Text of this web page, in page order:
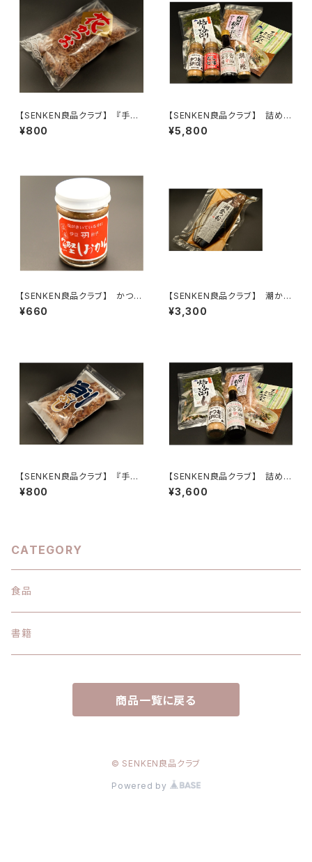
【SENKEN良品クラブ】 『手火
山式焙乾製法』花かつお 荒節削
り
¥800
【SENKEN良品クラブ】 詰め合
わせ(７品) ＜創業明治十五年
カネサ鰹節商店＞
¥5,800
【SENKEN良品クラブ】 かつお
の塩辛(170g) ＜創業明治十
五年 カネサ鰹節商店＞
¥660
【SENKEN良品クラブ】 潮かつ
お半身 ＜創業明治十五年 カ
ネサ鰹節商店＞
¥3,300
【SENKEN良品クラブ】 『手火
山式焙乾製法』上削り節 枯れ節
削り（70g）
¥800
【SENKEN良品クラブ】 詰め合
わせ(５品) ＜創業明治十五年
カネサ鰹節商店＞
¥3,600
CATEGORY
食品
書籍
商品一覧に戻る
© SENKEN良品クラブ
Powered by